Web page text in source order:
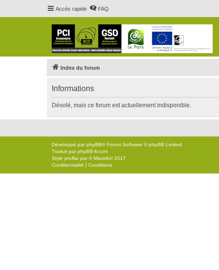
Accès rapide FAQ
Index du forum
Informations
Désolé, mais ce forum est actuellement indisponible.
Développé parphpBB® Forum Software © phpBB Limited
Traduit parphpBB-fr.com
Style proflat par ©Mazeltof 2017
Confidentialité | Conditions